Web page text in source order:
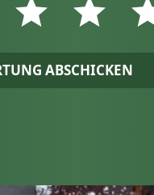
ABSCHICKEN